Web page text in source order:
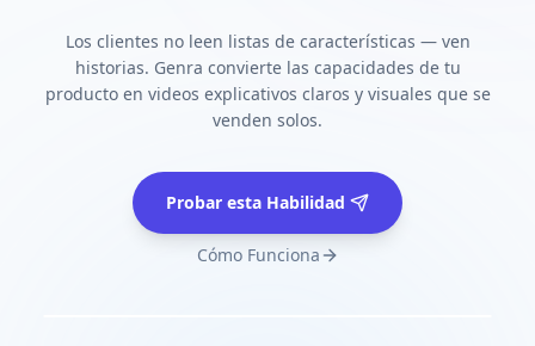
Los clientes no leen listas de características — ven
historias. Genra convierte las capacidades de tu
producto en videos explicativos claros y visuales que se
venden solos.
Probar esta Habilidad
Cómo Funciona